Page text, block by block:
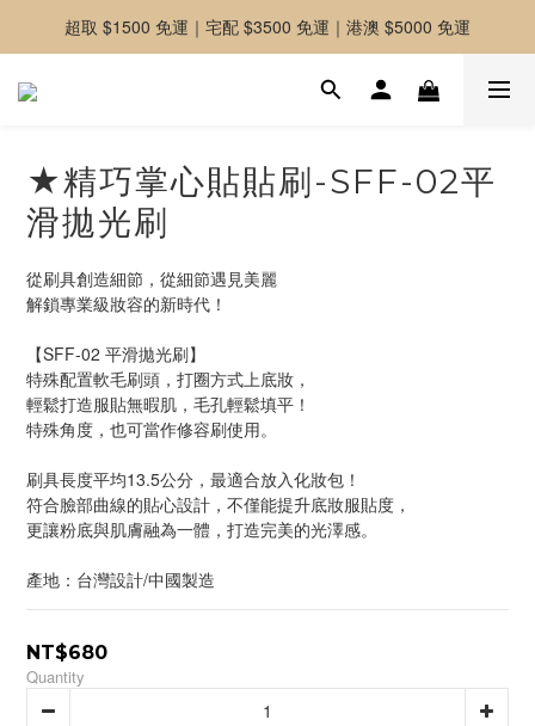
-好友募集中-加入官方LINE好友獲取優惠券
超取 $1500 免運｜宅配 $3500 免運｜港澳 $5000 免運
-好友募集中-加入官方LINE好友獲取優惠券
★精巧掌心貼貼刷-SFF-02平
滑拋光刷
從刷具創造細節，從細節遇見美麗
解鎖專業級妝容的新時代！
【SFF-02 平滑拋光刷】
特殊配置軟毛刷頭，打圈方式上底妝，
輕鬆打造服貼無暇肌，毛孔輕鬆填平！
特殊角度，也可當作修容刷使用。
刷具長度平均13.5公分，最適合放入化妝包！
符合臉部曲線的貼心設計，不僅能提升底妝服貼度，
更讓粉底與肌膚融為一體，打造完美的光澤感。
產地：台灣設計/中國製造
NT$680
Quantity